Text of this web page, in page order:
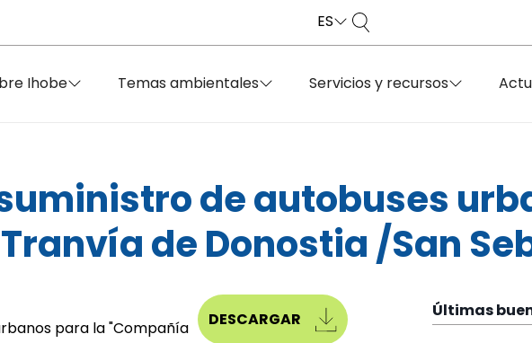
ES
Ihobe Temas ambientales Servicios y recursos
de autobuses
de Donostia /San
DESCARGAR Últimas